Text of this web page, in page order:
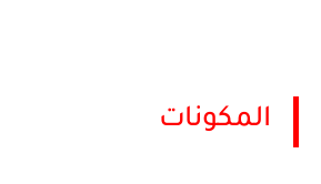
المكونات